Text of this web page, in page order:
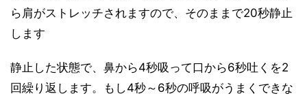
ら肩がストレッチされますので、そのままで20秒静止
します
静止した状態で、鼻から4秒吸って口から6秒吐くを2
回繰り返します。もし4秒～6秒の呼吸がうまくできな